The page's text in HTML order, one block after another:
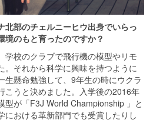
部のチェルニーヒウ出身でいらっ
境のもと育ったのですか？
学校のクラブで飛行機の模型やリモ
。それから科学に興味を持つように
生懸命勉強して、9年生の時にウクラ
こうと決めました。入学後の2016年
型が「F3J World Championship 」と
における革新部門でも受賞したりし